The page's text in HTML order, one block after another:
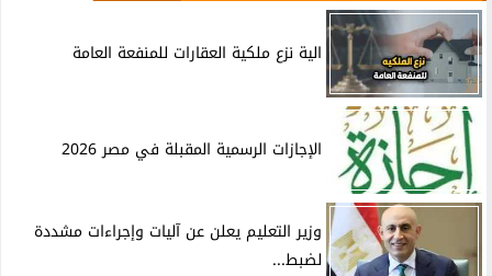
الية نزع ملكية العقارات للمنفعة العامة
الإجازات الرسمية المقبلة في مصر 2026
وزير التعليم يعلن عن آليات وإجراءات مشددة
لضبط...